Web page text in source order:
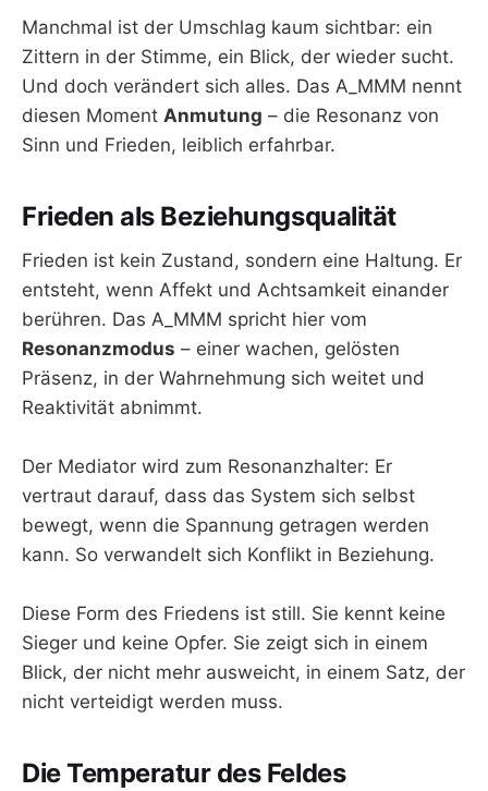
Manchmal ist der Umschlag kaum sichtbar: ein
Zittern in der Stimme, ein Blick, der wieder sucht.
Und doch verändert sich alles. Das A_MMM nennt
diesen Moment Anmutung – die Resonanz von
Sinn und Frieden, leiblich erfahrbar.
Frieden als Beziehungsqualität
Frieden ist kein Zustand, sondern eine Haltung. Er
entsteht, wenn Affekt und Achtsamkeit einander
berühren. Das A_MMM spricht hier vom
Resonanzmodus – einer wachen, gelösten
Präsenz, in der Wahrnehmung sich weitet und
Reaktivität abnimmt.
Der Mediator wird zum Resonanzhalter: Er
vertraut darauf, dass das System sich selbst
bewegt, wenn die Spannung getragen werden
kann. So verwandelt sich Konflikt in Beziehung.
Diese Form des Friedens ist still. Sie kennt keine
Sieger und keine Opfer. Sie zeigt sich in einem
Blick, der nicht mehr ausweicht, in einem Satz, der
nicht verteidigt werden muss.
Die Temperatur des Feldes